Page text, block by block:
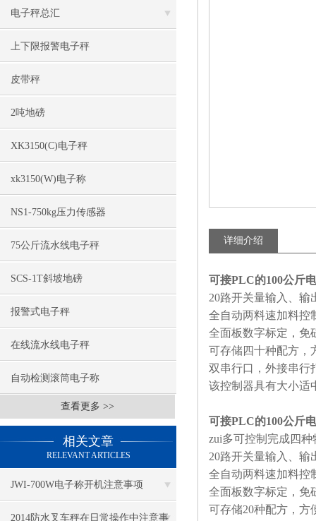
电子秤总汇
上下限报警电子秤
皮带秤
2吨地磅
XK3150(C)电子秤
xk3150(W)电子称
NS1-750kg压力传感器
75公斤流水线电子秤
SCS-1T斜坡地磅
报警式电子秤
在线流水线电子秤
自动检测滚筒电子称
查看更多 >>
相关文章
RELEVANT ARTICLES
JWI-700W电子称开机注意事项
2014防水叉车秤在日常操作中注意事
详细介绍
可接PLC的100公斤
20路开关量输入、输
全自动两料速加料控
全面板数字标定，免
可存储四十种配方，
双串行口，外接串行
该控制器具有大小适
可接PLC的100公斤
zui多可控制完成四
20路开关量输入、输
全自动两料速加料控
全面板数字标定，免
可存储20种配方，方